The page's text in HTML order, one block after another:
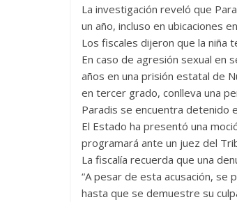
La investigación reveló que
un año, incluso en ubicaciones
Los fiscales dijeron que la niña
En caso de agresión sexual en
años en una prisión estatal de
en tercer grado, conlleva una
Paradis se encuentra detenido
El Estado ha presentó una
programará ante un juez del
La fiscalía recuerda que una
“A pesar de esta acusación, se
hasta que se demuestre su